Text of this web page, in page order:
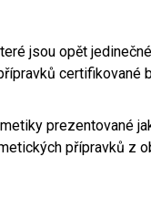
jsou opět
prezentované
přípravků z